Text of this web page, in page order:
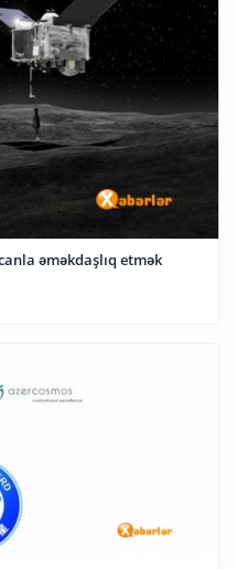
əməkdaşlıq etmək